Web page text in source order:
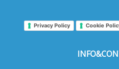
Privacy Policy Cookie